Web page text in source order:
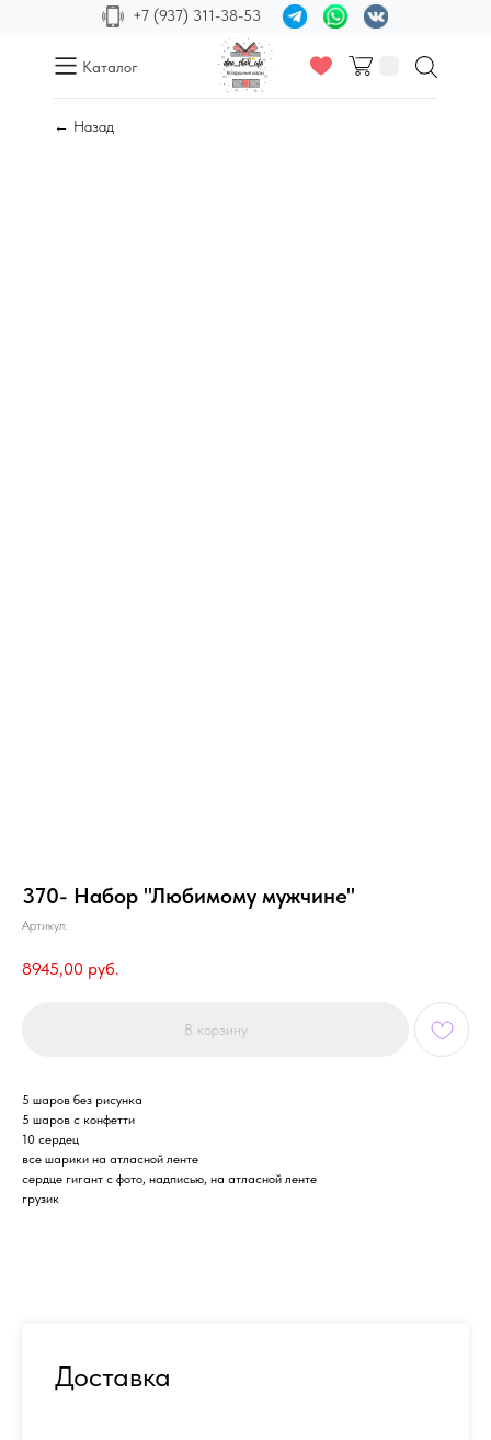
+7 (937) 311-38-53
Каталог
← Назад
370- Набор "Любимому мужчине"
Артикул:
8945,00 руб.
В корзину
5 шаров без рисунка
5 шаров с конфетти
10 сердец
все шарики на атласной ленте
сердце гигант с фото, надписью, на атласной ленте
грузик
Доставка